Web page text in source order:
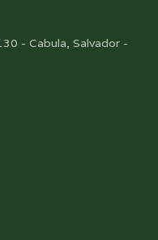
- Cabula, Salvador -